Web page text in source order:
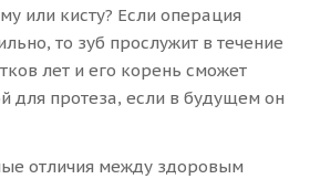
или кисту? Если операция
то зуб прослужит в течение
лет и его корень сможет
для протеза, если в будущем он
отличия между здоровым